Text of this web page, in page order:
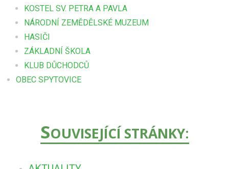
KOSTEL SV. PETRA A PAVLA
NÁRODNÍ ZEMĚDĚLSKÉ MUZEUM
HASIČI
ZÁKLADNÍ ŠKOLA
KLUB DŮCHODCŮ
OBEC SPYTOVICE
SOUVISEJÍCÍ STRÁNKY: